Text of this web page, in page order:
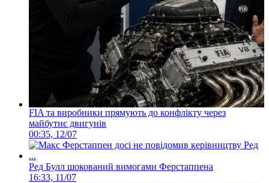
FIA та виробники прямують до конфлікту через
майбутнє двигунів
00:35, 12/07
Ред Булл шокований вимогами Ферстаппена
16:33, 11/07